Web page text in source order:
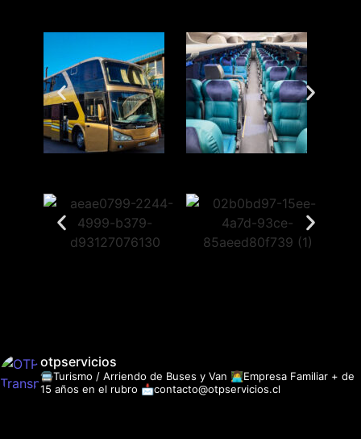
otpservicios
🚍Turismo / Arriendo de Buses y Van 👩‍💻Empresa Familiar + de
15 años en el rubro 📩contacto@otpservicios.cl